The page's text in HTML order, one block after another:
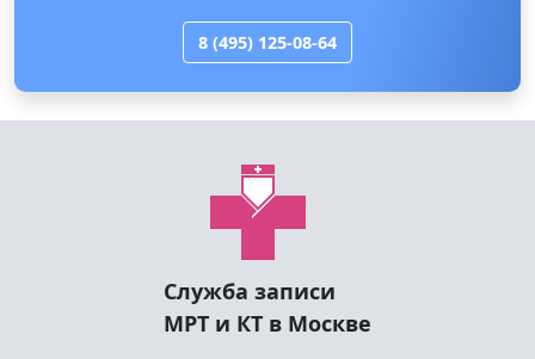
8 (495) 125-08-64
Служба записи
МРТ и КТ в Москве